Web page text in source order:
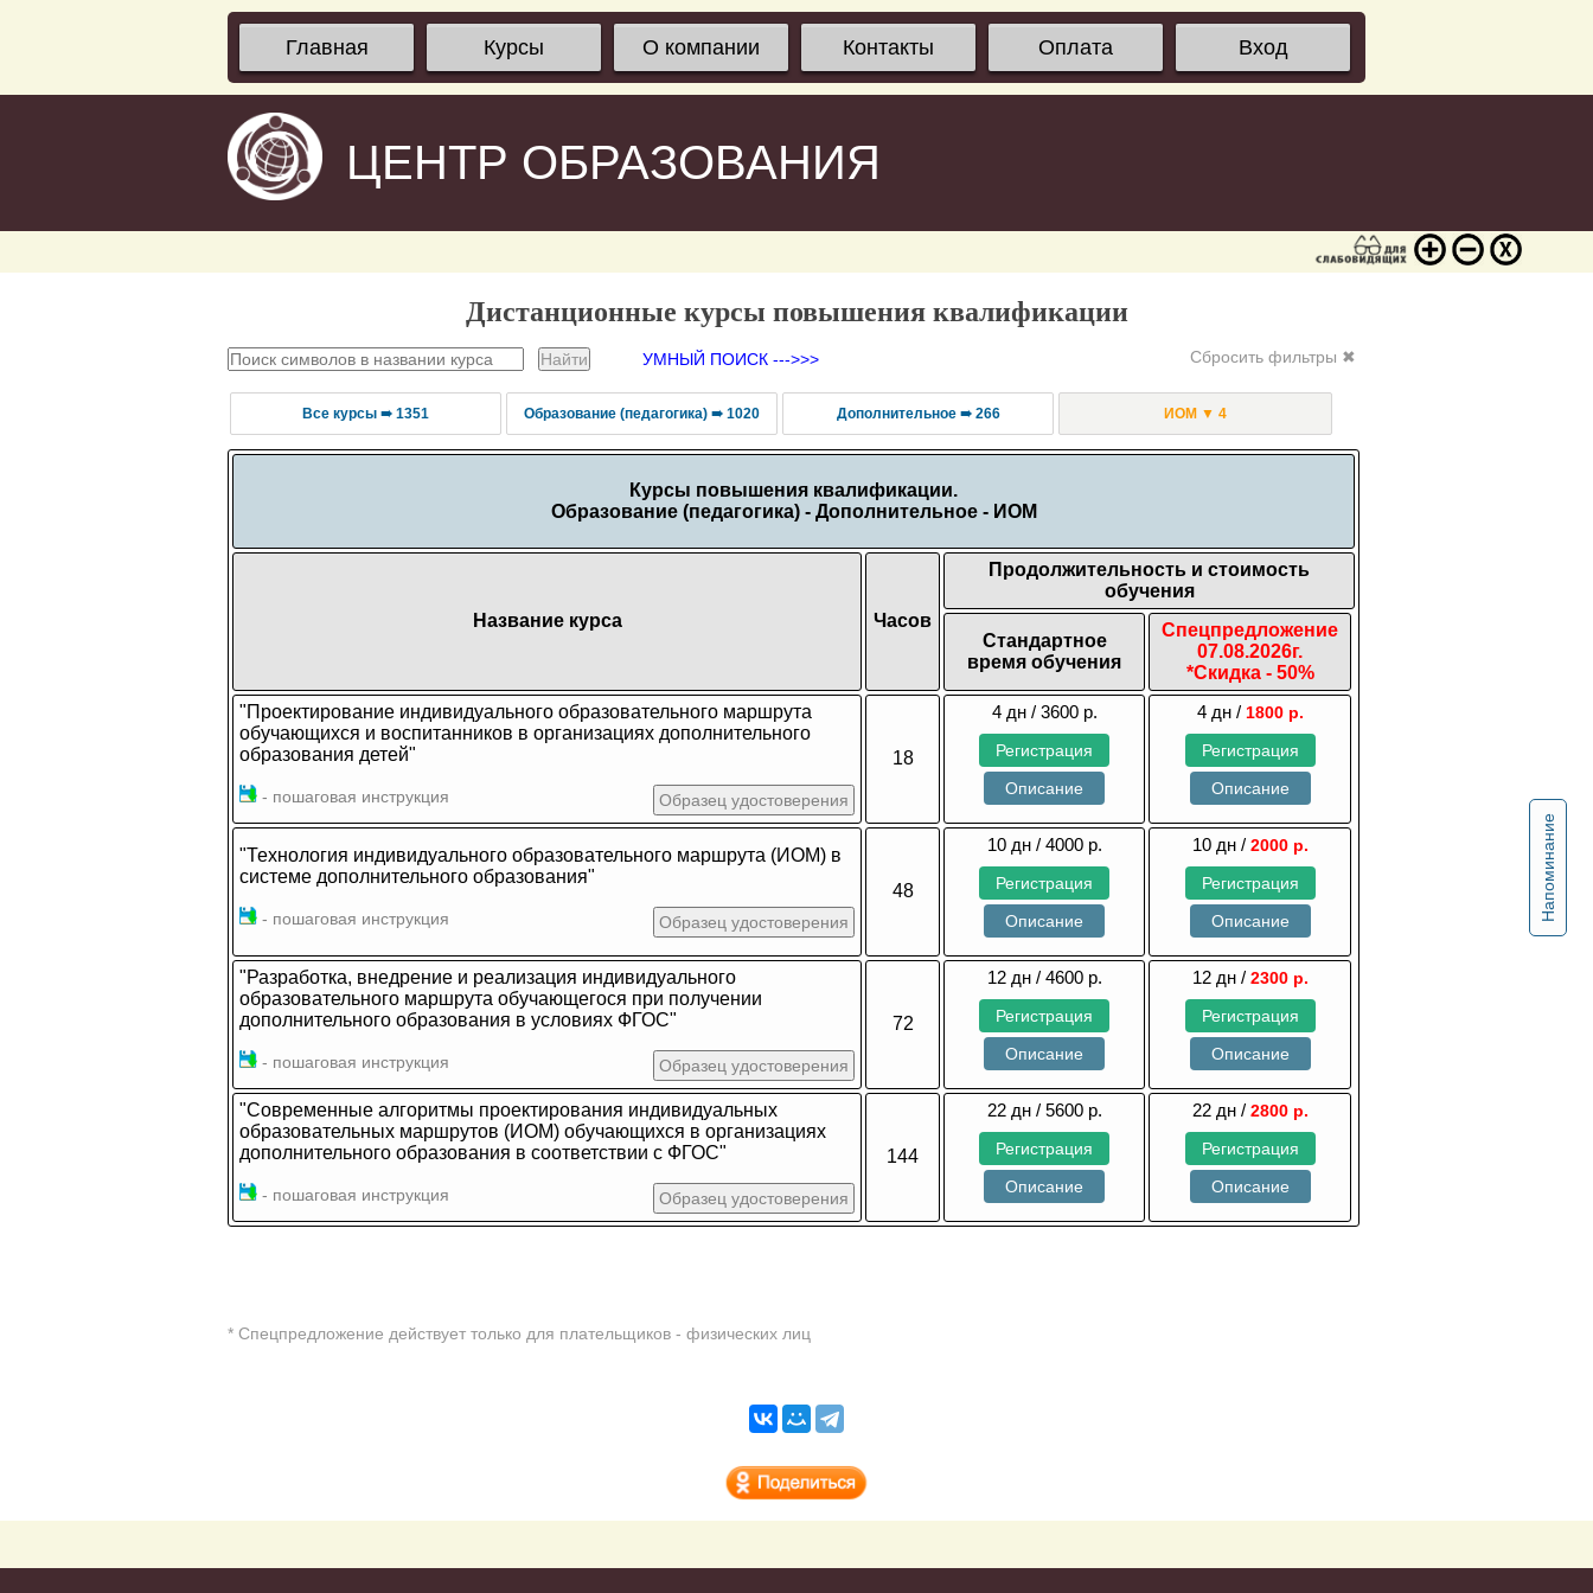
Главная Курсы О компании Контакты Оплата Вход
ЦЕНТР ОБРАЗОВАНИЯ
Напоминание
Дистанционные курсы повышения квалификации
УМНЫЙ ПОИСК --->>> Сбросить фильтры ✖
Все курсы ➠ 1351 Образование (педагогика) ➠ 1020 Дополнительное ➠ 266 ИОМ ▼ 4
Курсы повышения квалификации.
Образование (педагогика) - Дополнительное - ИОМ
Название курса Часов
Продолжительность и стоимость
обучения
Стандартное
время обучения
Спецпредложение
07.08.2026г.
*Скидка - 50%
"Проектирование индивидуального образовательного маршрута
обучающихся и воспитанников в организациях дополнительного
образования детей"
- пошаговая инструкция Образец удостоверения
18
4 дн / 3600 р.
Регистрация
Описание
4 дн / 1800 р.
Регистрация
Описание
"Технология индивидуального образовательного маршрута (ИОМ) в
системе дополнительного образования"
- пошаговая инструкция Образец удостоверения
48
10 дн / 4000 р.
Регистрация
Описание
10 дн / 2000 р.
Регистрация
Описание
"Разработка, внедрение и реализация индивидуального
образовательного маршрута обучающегося при получении
дополнительного образования в условиях ФГОС"
- пошаговая инструкция Образец удостоверения
72
12 дн / 4600 р.
Регистрация
Описание
12 дн / 2300 р.
Регистрация
Описание
"Современные алгоритмы проектирования индивидуальных
образовательных маршрутов (ИОМ) обучающихся в организациях
дополнительного образования в соответствии с ФГОС"
- пошаговая инструкция Образец удостоверения
144
22 дн / 5600 р.
Регистрация
Описание
22 дн / 2800 р.
Регистрация
Описание
* Cпецпредложение действует только для плательщиков - физических лиц